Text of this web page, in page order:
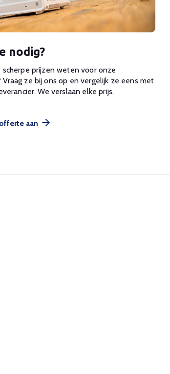
nodig?
scherpe prijzen weten voor onze
Vraag ze bij ons op en vergelijk ze eens met
We verslaan elke prijs.
aan